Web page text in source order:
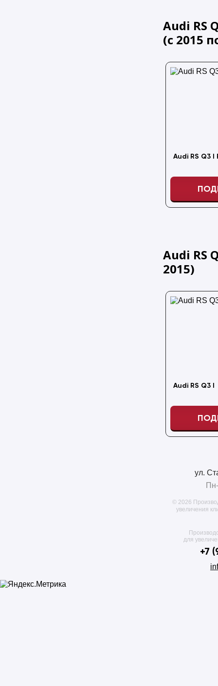
Audi RS
(с 2015
Audi RS Q3 I
Audi RS
2015)
Audi RS Q3 I
ул.
© 2026
увеличения
для
+7